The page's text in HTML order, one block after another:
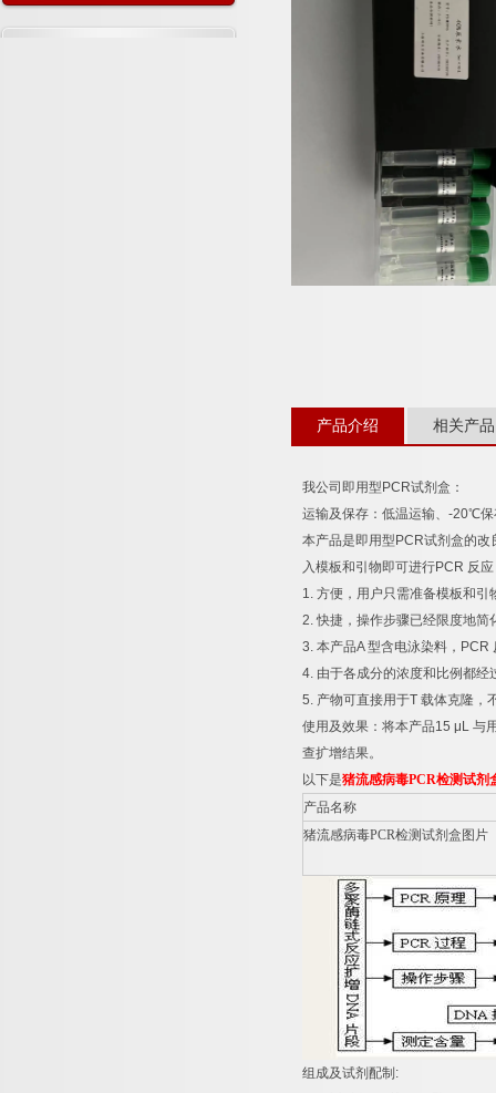
产品介绍 相关产品
我公司即用型 PCR试剂盒：
运输及保存：低温运输、 -20℃
本产品是即用型 PCR试剂盒的改
入模板和引物即可进行PCR 反
1. 方便，用户只需准备模板和引
2.快捷，操作步骤已经限度地简
3. 本产品A型含电泳染料， PCR
4. 由于各成分的浓度和比例都
5. 产物可直接用于T 载体克隆，
使用及效果：将本产品15 μL 与
查扩增结果。
以下是猪流感病毒PCR检测试剂
产品名称
猪流感病毒PCR检测试剂盒图片
组成及试剂配制 :